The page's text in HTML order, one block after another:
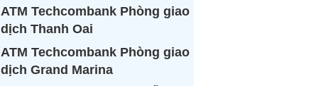
ATM Techcombank Phòng giao
dịch Thanh Oai
ATM Techcombank Phòng giao
dịch Grand Marina